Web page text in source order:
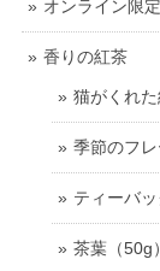
オンライン限
香りの紅茶
猫がくれ
季節のフ
ティーバッ
茶葉（50g）